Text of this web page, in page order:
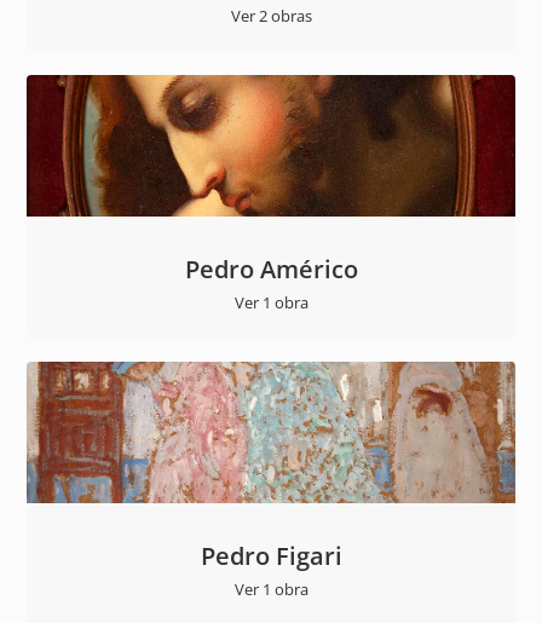
Ver 2 obras
Pedro Américo
Ver 1 obra
Pedro Figari
Ver 1 obra